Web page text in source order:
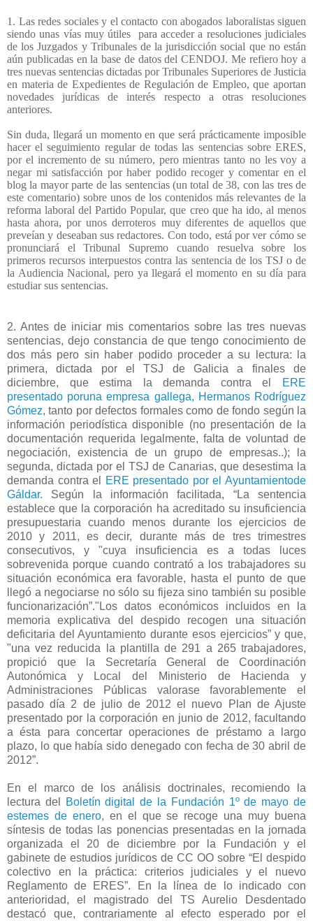
1. Las redes sociales y el contacto con abogados laboralistas siguen
siendo unas vías muy útiles
para acceder a resoluciones judiciales
de los Juzgados y Tribunales de la jurisdicción social que no están
aún publicadas en la base de datos del CENDOJ. Me refiero hoy a
tres nuevas sentencias dictadas por Tribunales Superiores de Justicia
en materia de Expedientes de Regulación de Empleo, que aportan
novedades jurídicas de interés respecto a otras resoluciones
anteriores.
Sin duda, llegará un momento en que será prácticamente imposible
hacer el seguimiento regular de todas las sentencias sobre ERES,
por el incremento de su número, pero mientras tanto no les voy a
negar mi satisfacción por haber podido recoger y comentar en el
blog la mayor parte de las sentencias (un total de 38, con las tres de
este comentario) sobre unos de los contenidos más relevantes de la
reforma laboral del Partido Popular, que creo que ha ido, al menos
hasta ahora, por unos derroteros muy diferentes de aquellos que
preveían y deseaban sus redactores. Con todo, está por ver cómo se
pronunciará el Tribunal Supremo cuando resuelva sobre los
primeros recursos interpuestos contra las sentencia de los TSJ o de
la Audiencia Nacional, pero ya llegará el momento en su día para
estudiar sus sentencias.
2. Antes de iniciar mis comentarios sobre las tres nuevas
sentencias, dejo constancia de que tengo conocimiento de
dos más pero sin haber podido proceder a su lectura: la
primera, dictada por el TSJ de Galicia a finales de
diciembre, que estima la demanda contra el
ERE
presentado poruna empresa gallega, Hermanos Rodríguez
Gómez, tanto por defectos formales como de fondo según la
información periodística disponible (no presentación de la
documentación requerida legalmente, falta de voluntad de
negociación, existencia de un grupo de empresas..); la
segunda, dictada por el TSJ de Canarias, que desestima la
demanda contra el
ERE presentado por el Ayuntamientode
Gáldar. Según la información facilitada, “La sentencia
establece que la corporación ha acreditado su insuficiencia
presupuestaria cuando menos durante los ejercicios de
2010 y 2011, es decir, durante más de tres trimestres
consecutivos, y "cuya insuficiencia es a todas luces
sobrevenida porque cuando contrató a los trabajadores su
situación económica era favorable, hasta el punto de que
llegó a negociarse no sólo su fijeza sino también su posible
funcionarización”."Los datos económicos incluidos en la
memoria explicativa del despido recogen una situación
deficitaria del Ayuntamiento durante esos ejercicios” y que,
"una vez reducida la plantilla de 291 a 265 trabajadores,
propició que la Secretaría General de Coordinación
Autonómica y Local del Ministerio de Hacienda y
Administraciones Públicas valorase favorablemente el
pasado día 2 de julio de 2012 el nuevo Plan de Ajuste
presentado por la corporación en junio de 2012, facultando
a ésta para concertar operaciones de préstamo a largo
plazo, lo que había sido denegado con fecha de 30 abril de
2012”.
En el marco de los análisis doctrinales, recomiendo la
lectura del
Boletín digital de la Fundación 1º de mayo de
estemes de enero, en el que se recoge una muy buena
síntesis de todas las ponencias presentadas en la jornada
organizada el 20 de diciembre por la Fundación y el
gabinete de estudios jurídicos de CC OO sobre “El despido
colectivo en la práctica: criterios judiciales y el nuevo
Reglamento de ERES”. En la línea de lo indicado con
anterioridad, el magistrado del TS Aurelio Desdentado
destacó que, contrariamente al efecto esperado por el